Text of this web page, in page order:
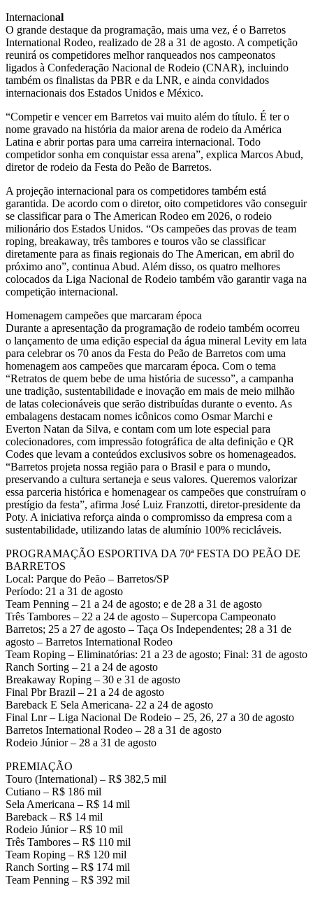
Internacional
O grande destaque da programação, mais uma vez, é o Barretos
International Rodeo, realizado de 28 a 31 de agosto. A competição
reunirá os competidores melhor ranqueados nos campeonatos
ligados à Confederação Nacional de Rodeio (CNAR), incluindo
também os finalistas da PBR e da LNR, e ainda convidados
internacionais dos Estados Unidos e México.
“Competir e vencer em Barretos vai muito além do título. É ter o
nome gravado na história da maior arena de rodeio da América
Latina e abrir portas para uma carreira internacional. Todo
competidor sonha em conquistar essa arena”, explica Marcos Abud,
diretor de rodeio da Festa do Peão de Barretos.
A projeção internacional para os competidores também está
garantida. De acordo com o diretor, oito competidores vão conseguir
se classificar para o The American Rodeo em 2026, o rodeio
milionário dos Estados Unidos. “Os campeões das provas de team
roping, breakaway, três tambores e touros vão se classificar
diretamente para as finais regionais do The American, em abril do
próximo ano”, continua Abud. Além disso, os quatro melhores
colocados da Liga Nacional de Rodeio também vão garantir vaga na
competição internacional.
Homenagem campeões que marcaram época
Durante a apresentação da programação de rodeio também ocorreu
o lançamento de uma edição especial da água mineral Levity em lata
para celebrar os 70 anos da Festa do Peão de Barretos com uma
homenagem aos campeões que marcaram época. Com o tema
“Retratos de quem bebe de uma história de sucesso”, a campanha
une tradição, sustentabilidade e inovação em mais de meio milhão
de latas colecionáveis que serão distribuídas durante o evento. As
embalagens destacam nomes icônicos como Osmar Marchi e
Everton Natan da Silva, e contam com um lote especial para
colecionadores, com impressão fotográfica de alta definição e QR
Codes que levam a conteúdos exclusivos sobre os homenageados.
“Barretos projeta nossa região para o Brasil e para o mundo,
preservando a cultura sertaneja e seus valores. Queremos valorizar
essa parceria histórica e homenagear os campeões que construíram o
prestígio da festa”, afirma José Luiz Franzotti, diretor-presidente da
Poty. A iniciativa reforça ainda o compromisso da empresa com a
sustentabilidade, utilizando latas de alumínio 100% recicláveis.
PROGRAMAÇÃO ESPORTIVA DA 70ª FESTA DO PEÃO DE
BARRETOS
Local: Parque do Peão – Barretos/SP
Período: 21 a 31 de agosto
Team Penning – 21 a 24 de agosto; e de 28 a 31 de agosto
Três Tambores – 22 a 24 de agosto – Supercopa Campeonato
Barretos; 25 a 27 de agosto – Taça Os Independentes; 28 a 31 de
agosto – Barretos International Rodeo
Team Roping – Eliminatórias: 21 a 23 de agosto; Final: 31 de agosto
Ranch Sorting – 21 a 24 de agosto
Breakaway Roping – 30 e 31 de agosto
Final Pbr Brazil – 21 a 24 de agosto
Bareback E Sela Americana- 22 a 24 de agosto
Final Lnr – Liga Nacional De Rodeio – 25, 26, 27 a 30 de agosto
Barretos International Rodeo – 28 a 31 de agosto
Rodeio Júnior – 28 a 31 de agosto
PREMIAÇÃO
Touro (International) – R$ 382,5 mil
Cutiano – R$ 186 mil
Sela Americana – R$ 14 mil
Bareback – R$ 14 mil
Rodeio Júnior – R$ 10 mil
Três Tambores – R$ 110 mil
Team Roping – R$ 120 mil
Ranch Sorting – R$ 174 mil
Team Penning – R$ 392 mil